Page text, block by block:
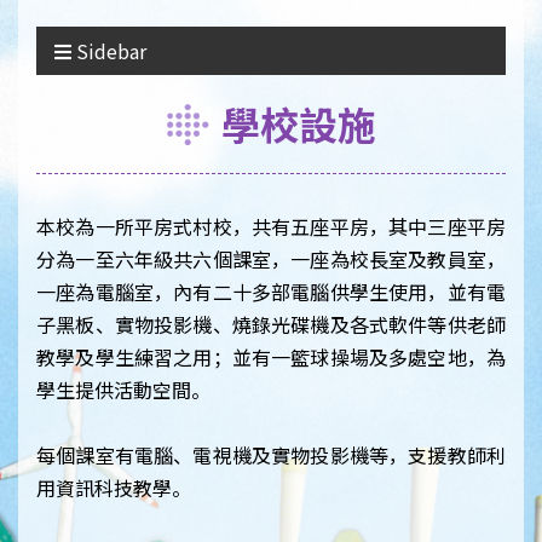
Sidebar
學校設施
本校為一所平房式村校，共有五座平房，其中三座平房
分為一至六年級共六個課室，一座為校長室及教員室，
一座為電腦室，內有二十多部電腦供學生使用，並有電
子黑板、實物投影機、燒錄光碟機及各式軟件等供老師
教學及學生練習之用；並有一籃球操場及多處空地，為
學生提供活動空間。
每個課室有電腦、電視機及實物投影機等，支援教師利
用資訊科技教學。